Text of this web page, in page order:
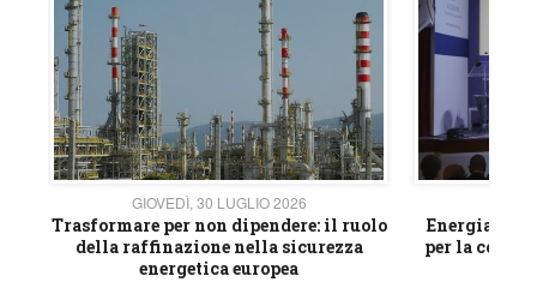
GIOVEDÌ, 30 LUGLIO 2026
Trasformare per non dipendere: il ruolo
della raffinazione nella sicurezza
energetica europea
Energia e
per la